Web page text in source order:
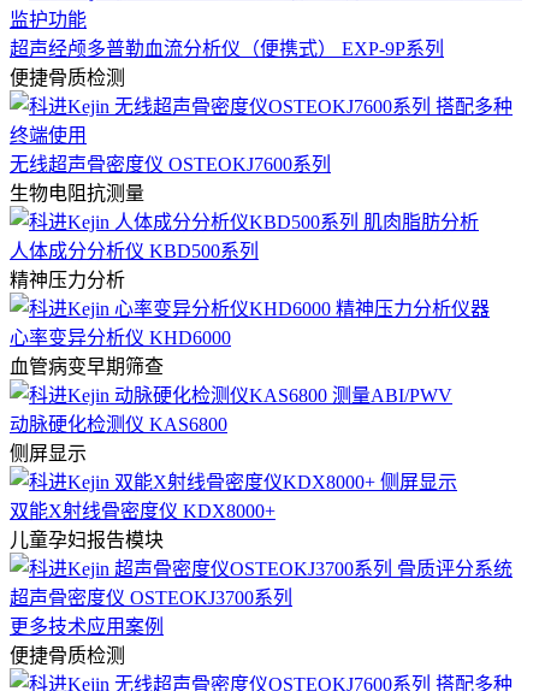
超声经颅多普勒血流分析仪（便携式） EXP-9P系列
便捷骨质检测
无线超声骨密度仪 OSTEOKJ7600系列
生物电阻抗测量
人体成分分析仪 KBD500系列
精神压力分析
心率变异分析仪 KHD6000
血管病变早期筛查
动脉硬化检测仪 KAS6800
侧屏显示
双能X射线骨密度仪 KDX8000+
儿童孕妇报告模块
超声骨密度仪 OSTEOKJ3700系列
更多技术应用案例
便捷骨质检测